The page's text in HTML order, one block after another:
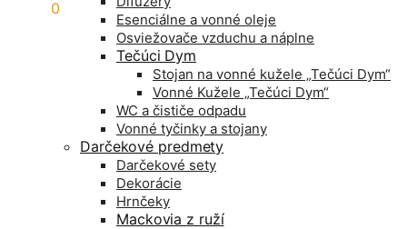
0
Esenciálne a vonné oleje
Osviežovače vzduchu a náplne
Tečúci Dym
Stojan na vonné kužele „Tečúci Dym“
Vonné Kužele „Tečúci Dym“
WC a čističe odpadu
Vonné tyčinky a stojany
Darčekové predmety
Darčekové sety
Dekorácie
Hrnčeky
Mackovia z ruží